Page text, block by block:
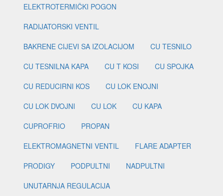
ELEKTROTERMIČKI POGON
RADIJATORSKI VENTIL
BAKRENE CIJEVI SA IZOLACIJOM
CU TESNILO
CU TESNILNA KAPA
CU T KOSI
CU SPOJKA
CU REDUCIRNI KOS
CU LOK ENOJNI
CU LOK DVOJNI
CU LOK
CU KAPA
CUPROFRIO
PROPAN
ELEKTROMAGNETNI VENTIL
FLARE ADAPTER
PRODIGY
PODPULTNI
NADPULTNI
UNUTARNJA REGULACIJA